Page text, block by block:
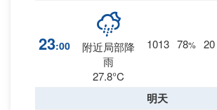
23:00
附近局部降
雨
27.8°C
1013 78% 20
明天